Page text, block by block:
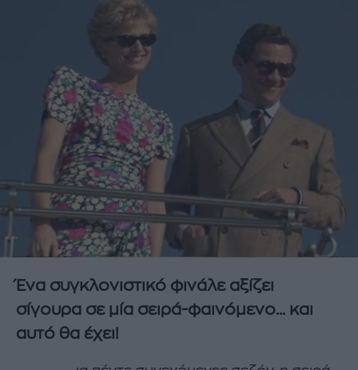
Ένα συγκλονιστικό φινάλε αξίζει
σίγουρα σε μία σειρά-φαινόμενο... και
αυτό θα έχει!